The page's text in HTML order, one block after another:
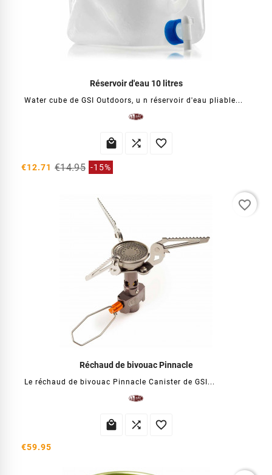
Réservoir d'eau 10 litres
Water cube de GSI Outdoors, u n réservoir d'eau pliable...
  
€12.71 €14.95 -15%
Réchaud de bivouac Pinnacle
Le réchaud de bivouac Pinnacle Canister de GSI...
  
€59.95
favorite_border